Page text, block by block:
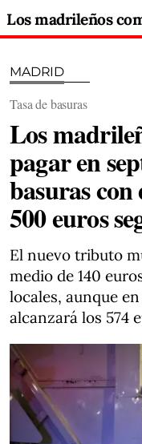
MADRID
Tasa de basuras
Los
pagar en
basuras
500 euros
El nuevo tributo
medio de 140
locales, aunque
alcanzará los 574